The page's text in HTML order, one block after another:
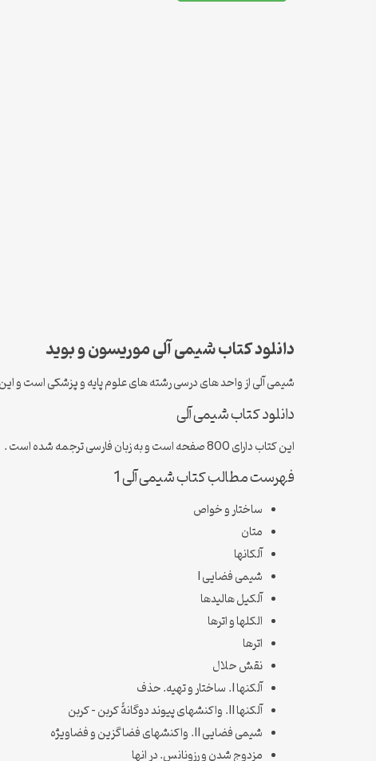
دانلود کتاب شیمی آلی موریسون و بوید
شیمی آلی از واحد های درسی رشته های علوم پایه و پزشکی است و
دانلود کتاب شیمی آلی
این کتاب دارای 800 صفحه است و به زبان فارسی ترجمه شده است .
فهرست مطالب کتاب شیمی آلی 1
ساختار و خواص
متان
آلکانها
شیمی فضایی I
آلکیل هالیدها
الکلها و اترها
اترها
نقش حلال
آلکنها I. ساختار و تهیه. حذف
آلکنها II. واکنشهای پیوند دوگانۀ کربن – کربن
شیمی فضایی II. واکنشهای فضاگزین و فضاویژه
مزدوج شدن و رزونانس. در انها